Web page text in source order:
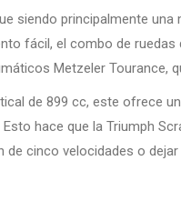
siendo principalmente
fácil, el combo de
Metzeler Tourance,
de 899 cc, este ofrece
hace que la Triumph
cinco velocidades o dejar